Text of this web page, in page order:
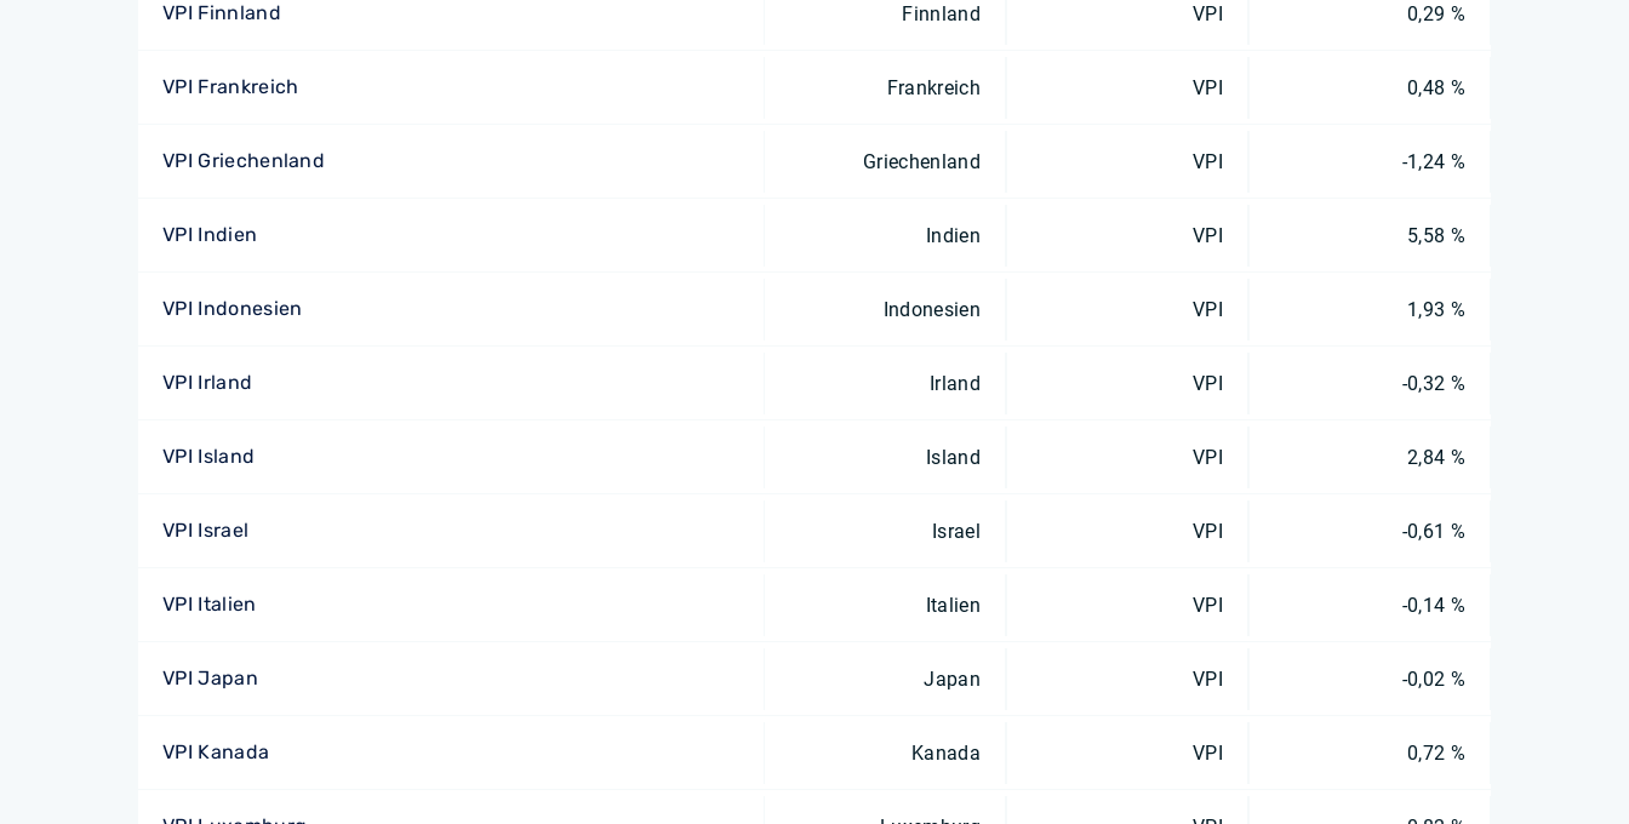
VPI Finnland Finnland VPI 0,29 %
VPI Frankreich Frankreich VPI 0,48 %
VPI Griechenland Griechenland VPI -1,24 %
VPI Indien Indien VPI 5,58 %
VPI Indonesien Indonesien VPI 1,93 %
VPI Irland Irland VPI -0,32 %
VPI Island Island VPI 2,84 %
VPI Israel Israel VPI -0,61 %
VPI Italien Italien VPI -0,14 %
VPI Japan Japan VPI -0,02 %
VPI Kanada Kanada VPI 0,72 %